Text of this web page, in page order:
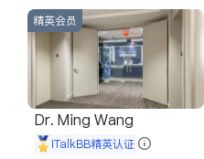
商铺租售
开发商建商
精英会员
Dr. Ming Wang
iTalkBB精英认证